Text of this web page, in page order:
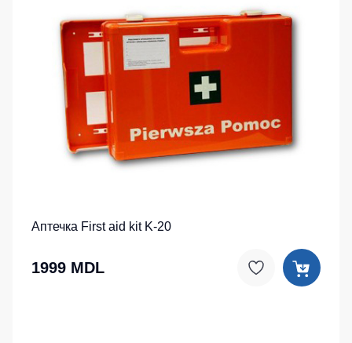
Аптечка First aid kit K-20
1999 MDL